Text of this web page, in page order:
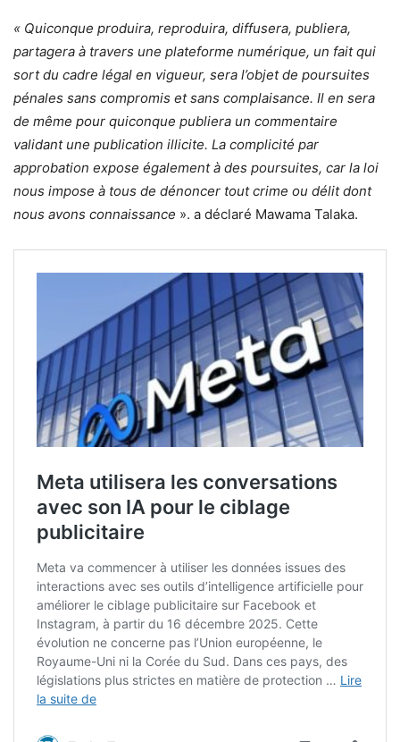
« Quiconque produira, reproduira, diffusera, publiera,
partagera à travers une plateforme numérique, un fait qui
sort du cadre légal en vigueur, sera l’objet de poursuites
pénales sans compromis et sans complaisance. Il en sera
de même pour quiconque publiera un commentaire
validant une publication illicite. La complicité par
approbation expose également à des poursuites, car la loi
nous impose à tous de dénoncer tout crime ou délit dont
nous avons connaissance ». a déclaré Mawama Talaka.